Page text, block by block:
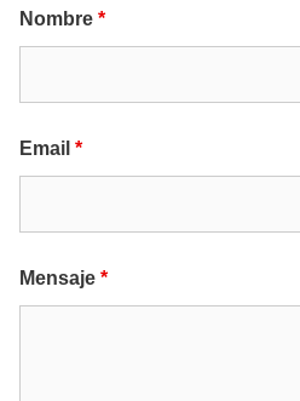
Nombre *
Email *
Mensaje *